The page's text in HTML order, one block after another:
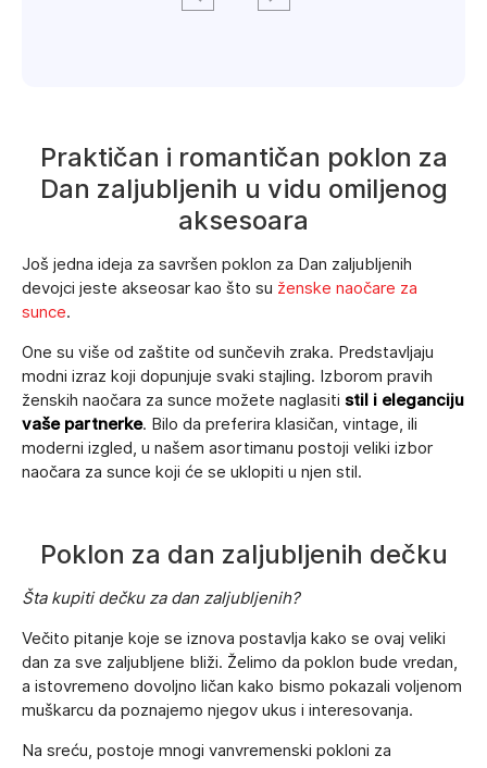
Praktičan i romantičan poklon za
Dan zaljubljenih u vidu omiljenog
aksesoara
Još jedna ideja za savršen poklon za Dan zaljubljenih
devojci jeste akseosar kao što su ženske naočare za
sunce.
One su više od zaštite od sunčevih zraka. Predstavljaju
modni izraz koji dopunjuje svaki stajling. Izborom pravih
ženskih naočara za sunce možete naglasiti stil i eleganciju
vaše partnerke. Bilo da preferira klasičan, vintage, ili
moderni izgled, u našem asortimanu postoji veliki izbor
naočara za sunce koji će se uklopiti u njen stil.
Poklon za dan zaljubljenih dečku
Šta kupiti dečkuza dan zaljubljenih?
Večito pitanje koje se iznova postavlja kako se ovaj veliki
dan za sve zaljubljene bliži. Želimo da poklon bude vredan,
a istovremeno dovoljno ličan kako bismo pokazali voljenom
muškarcu da poznajemo njegov ukus i interesovanja.
Na sreću, postoje mnogi vanvremenski pokloni za